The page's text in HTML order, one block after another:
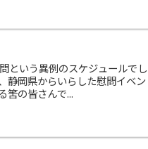
という異例のスケジュールで
静岡県からいらした慰問イベ
筈の皆さんで...